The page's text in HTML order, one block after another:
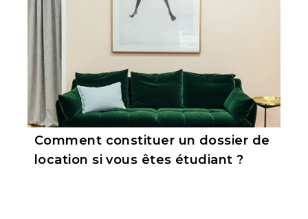
Comment constituer un dossier de
location si vous êtes étudiant ?